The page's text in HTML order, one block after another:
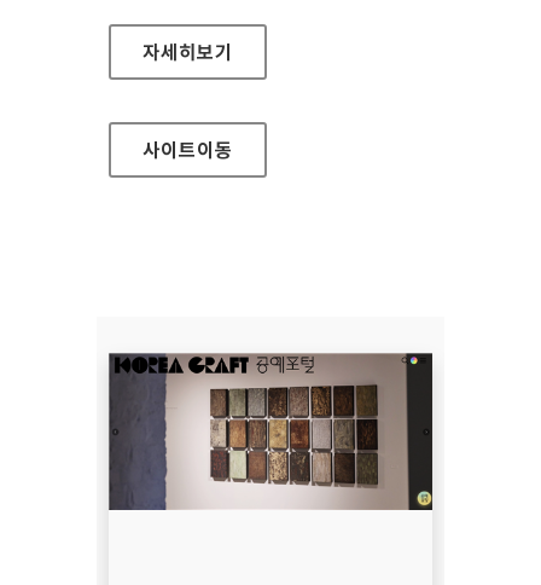
현대HDS
자세히보기
사이트이동